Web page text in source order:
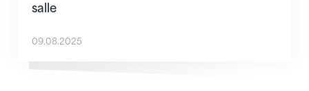
salle
09.08.2025